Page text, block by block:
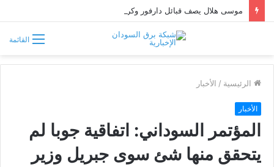
القائمة
الرئيسية / الأخبار
الأخبار
المؤتمر السوداني: اتفاقية جوبا لم
يتحقق منها شئ سوى جبريل وزير